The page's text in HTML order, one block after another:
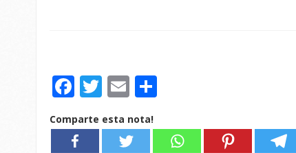
Facebook
Twitter
Email
Comparte esta nota!